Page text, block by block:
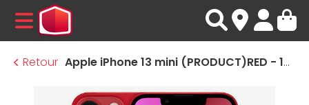
MENU
Retour
Apple iPhone 13 mini (PRODUCT)RED - 128 Go